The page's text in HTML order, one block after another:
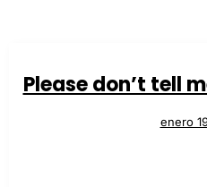
Please don’t tell
enero